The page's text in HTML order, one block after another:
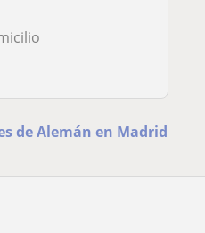
de Alemán en Madrid